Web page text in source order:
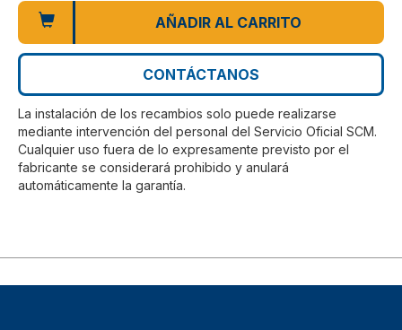
AÑADIR AL CARRITO
CONTÁCTANOS
La instalación de los recambios solo puede realizarse
mediante intervención del personal del Servicio Oficial SCM.
Cualquier uso fuera de lo expresamente previsto por el
fabricante se considerará prohibido y anulará
automáticamente la garantía.